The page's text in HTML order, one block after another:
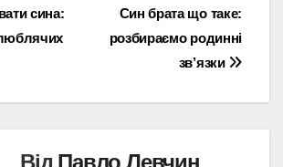
Син брата що таке:
розбираємо родинні
зв’язки
сина:
ВідПавло Левчин